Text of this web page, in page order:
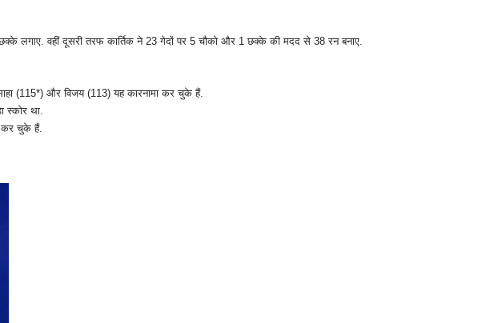
लगाए. वहीं दूसरी तरफ कार्तिक ने 23 गेदों पर 5 चौको और 1 छक्के की मदद से 38 रन बनाए.
(115*) और विजय (113) यह कारनामा कर चुके हैं.
स्कोर था.
कर चुके हैं.